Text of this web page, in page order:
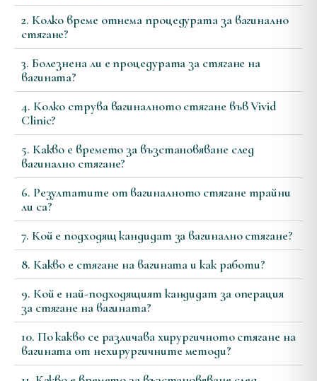
2. Колко време отнема процедурата за вагинално
стягане?
3. Болезнена ли е процедурата за стягане на
вагината?
4. Колко струва вагиналното стягане във Vivid
Clinic?
5. Какво е времето за възстановяване след
вагинално стягане?
6. Резултатите от вагиналното стягане трайни
ли са?
7. Кой е подходящ кандидат за вагинално стягане?
8. Какво е стягане на вагината и как работи?
9. Кой е най-подходящият кандидат за операция
за стягане на вагината?
10. По какво се различава хирургичното стягане на
вагината от нехирургичните методи?